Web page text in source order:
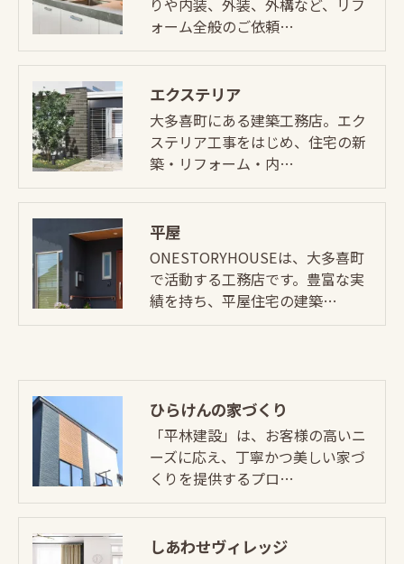
ォーム全般のご依頼…
エクステリア
大多喜町にある建築工務店。エク
ステリア工事をはじめ、住宅の新
築・リフォーム・内…
平屋
ONESTORYHOUSEは、大多喜町
で活動する工務店です。豊富な実
績を持ち、平屋住宅の建築…
ひらけんの家づくり
「平林建設」は、お客様の高いニ
ーズに応え、丁寧かつ美しい家づ
くりを提供するプロ…
しあわせヴィレッジ